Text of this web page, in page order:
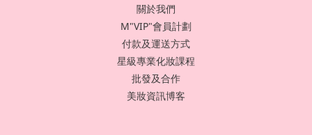
關於我們
M"VIP"會員計劃
付款及運送方式
星級專業化妝課程
批發及合作
美妝資訊博客